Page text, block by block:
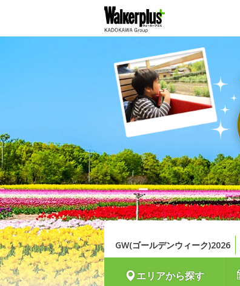
GW(ゴールデンウィーク)2026
エリアから探す